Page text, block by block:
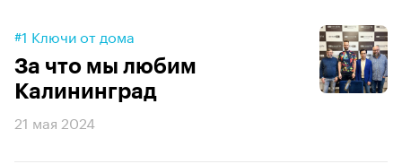
#1 Ключи от дома
За что мы любим
Калининград
21 мая 2024